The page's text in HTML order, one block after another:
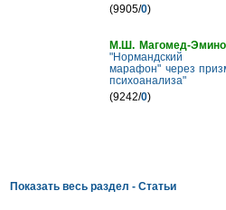
(9905/0)
М.Ш. Магомед-
"Нормандский
марафон" через
психоанализа"
(9242/0)
Показать весь раздел - Статьи